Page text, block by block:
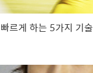
르게 하는 5가지 기술